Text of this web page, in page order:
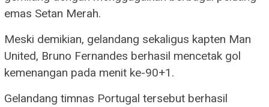
emas Setan Merah.
Meski demikian, gelandang sekaligus kapten Man
United, Bruno Fernandes berhasil mencetak gol
kemenangan pada menit ke-90+1.
Gelandang timnas Portugal tersebut berhasil